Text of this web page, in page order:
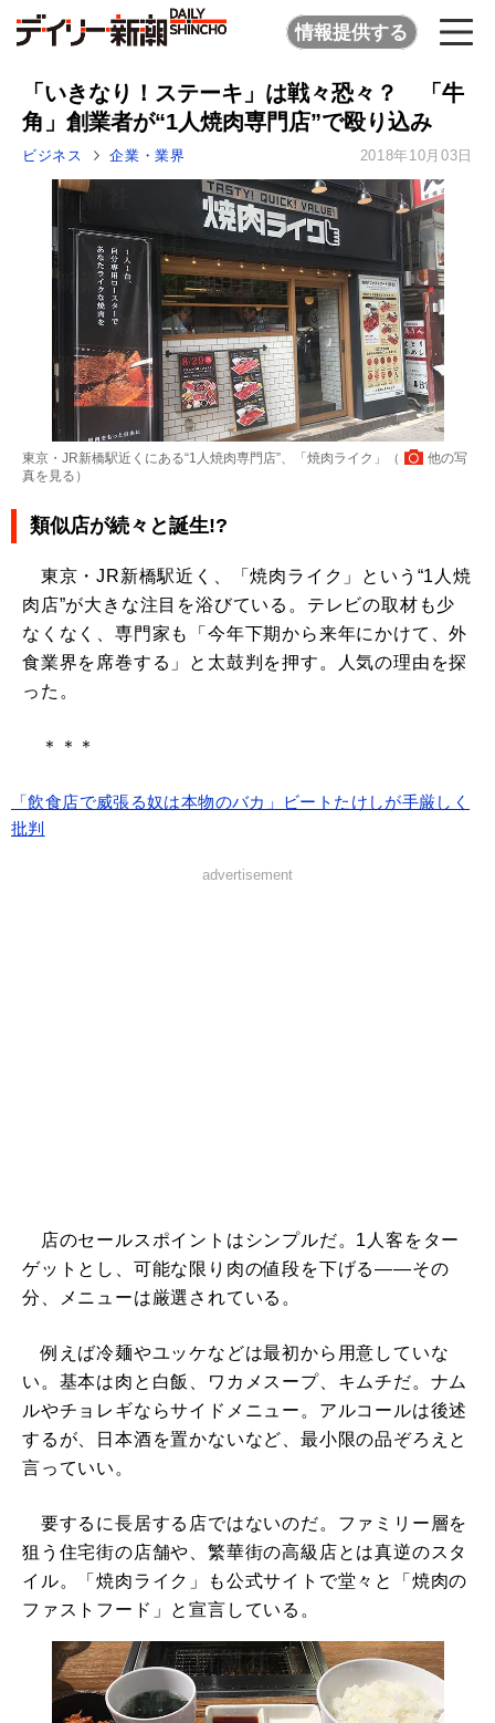
情報提供する
「いきなり！ステーキ」は戦々恐々？ 「牛
角」創業者が“1人焼肉専門店”で殴り込み
ビジネス 企業・業界 2018年10月03日
東京・JR新橋駅近くにある“1人焼肉専門店”、「焼肉ライク」（
他の写
真を見る ）
類似店が続々と誕生!?
東京・JR新橋駅近く、「焼肉ライク」という“1人焼
肉店”が大きな注目を浴びている。テレビの取材も少
なくなく、専門家も「今年下期から来年にかけて、外
食業界を席巻する」と太鼓判を押す。人気の理由を探
った。
＊＊＊
「飲食店で威張る奴は本物のバカ」ビートたけしが手厳しく
批判
advertisement
店のセールスポイントはシンプルだ。1人客をター
ゲットとし、可能な限り肉の値段を下げる――その
分、メニューは厳選されている。
例えば冷麺やユッケなどは最初から用意していな
い。基本は肉と白飯、ワカメスープ、キムチだ。ナム
ルやチョレギならサイドメニュー。アルコールは後述
するが、日本酒を置かないなど、最小限の品ぞろえと
言っていい。
要するに長居する店ではないのだ。ファミリー層を
狙う住宅街の店舗や、繁華街の高級店とは真逆のスタ
イル。「焼肉ライク」も公式サイトで堂々と「焼肉の
ファストフード」と宣言している。